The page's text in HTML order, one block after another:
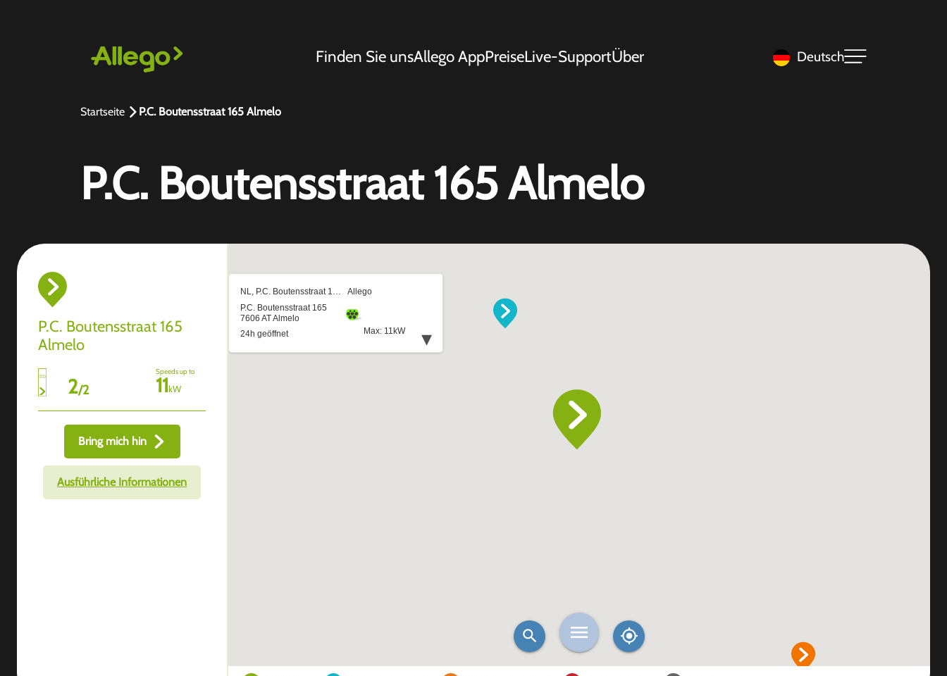
Finden Sie unsAllego AppPreiseLive-SupportÜber Deutsch
Startseite P.C. Boutensstraat 165 Almelo
P.C. Boutensstraat 165 Almelo
P.C. Boutensstraat 165
Almelo
2/2
Speeds up to
11kW
Bring mich hin
Ausführliche Informationen